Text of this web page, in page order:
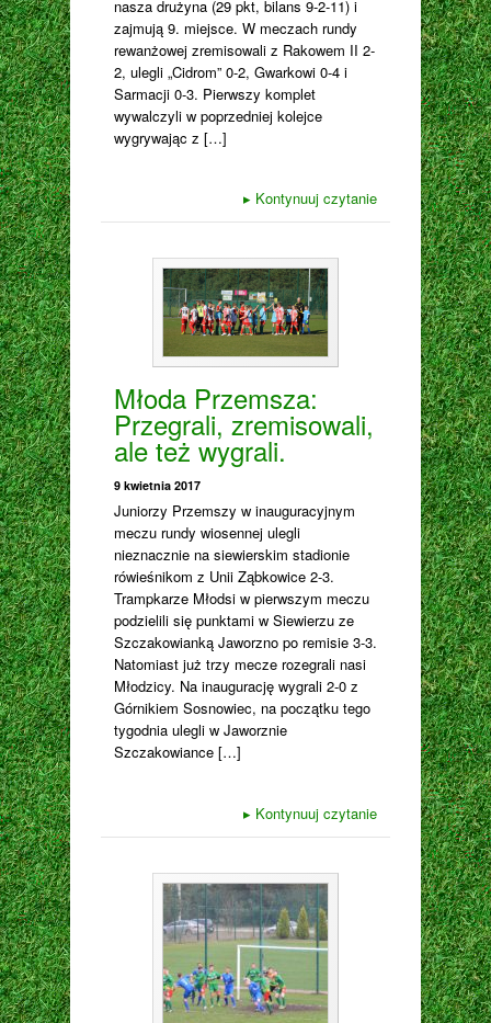
nasza drużyna (29 pkt, bilans 9-2-11) i
zajmują 9. miejsce. W meczach rundy
rewanżowej zremisowali z Rakowem II 2-
2, ulegli „Cidrom” 0-2, Gwarkowi 0-4 i
Sarmacji 0-3. Pierwszy komplet
wywalczyli w poprzedniej kolejce
wygrywając z […]
▸ Kontynuuj czytanie
Młoda Przemsza:
Przegrali, zremisowali,
ale też wygrali.
9 kwietnia 2017
Juniorzy Przemszy w inauguracyjnym
meczu rundy wiosennej ulegli
nieznacznie na siewierskim stadionie
rówieśnikom z Unii Ząbkowice 2-3.
Trampkarze Młodsi w pierwszym meczu
podzielili się punktami w Siewierzu ze
Szczakowianką Jaworzno po remisie 3-3.
Natomiast już trzy mecze rozegrali nasi
Młodzicy. Na inaugurację wygrali 2-0 z
Górnikiem Sosnowiec, na początku tego
tygodnia ulegli w Jaworznie
Szczakowiance […]
▸ Kontynuuj czytanie